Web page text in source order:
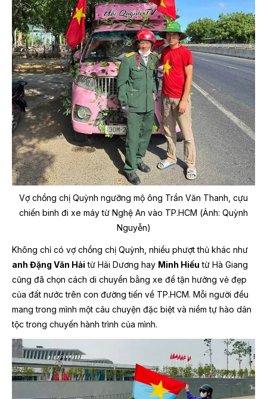
Vợ chồng chị Quỳnh ngưỡng mộ ông Trần Văn Thanh, cựu
chiến binh đi xe máy từ Nghệ An vào TP.HCM (Ảnh: Quỳnh
Nguyễn)
Không chỉ có vợ chồng chị Quỳnh, nhiều phượt thủ khác như
anh Đặng Văn Hải từ Hải Dương hay Minh Hiếu từ Hà Giang
cũng đã chọn cách di chuyển bằng xe để tận hưởng vẻ đẹp
của đất nước trên con đường tiến về TP.HCM. Mỗi người đều
mang trong mình một câu chuyện đặc biệt và niềm tự hào dân
tộc trong chuyến hành trình của mình.